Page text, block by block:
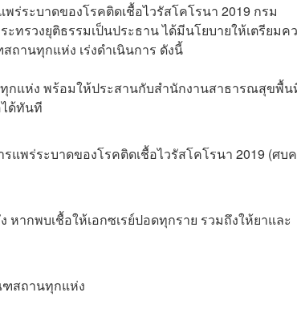
ระบาดของโรคติดเชื้อไวรัสโคโรนา 2019 กรม
รวงยุติธรรมเป็นประธาน ได้มีนโยบายให้เตรียมค
านทุกแห่ง เร่งดำเนินการ ดังนี้
กแห่ง พร้อมให้ประสานกับสำนักงานสาธารณสุขพื้น
ด้ทันที
แพร่ระบาดของโรคติดเชื้อไวรัสโคโรนา 2019 (ศบ
หากพบเชื้อให้เอกซเรย์ปอดทุกราย รวมถึงให้ยาและ
ฑสถานทุกแห่ง